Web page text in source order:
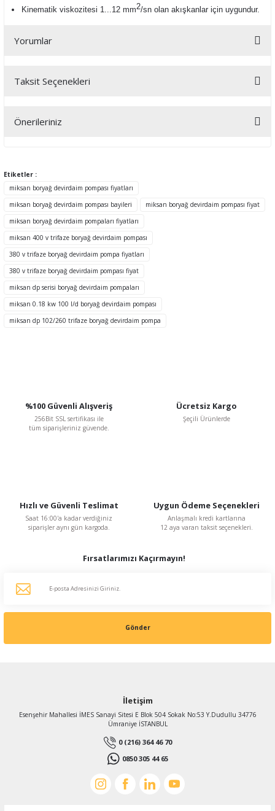
Kinematik viskozitesi 1...12 mm2/sn olan akışkanlar için uygundur.
Yorumlar
Bu ürüne ilk yorumu siz yapın!
Taksit Seçenekleri
Önerileriniz
tarafımıza iletebilirsiniz.
Görüş ve önerileriniz için teşekkür ederiz.
Ürün açıklamasında eksik bilgiler bulunuyor.
Ürün bilgilerinde hatalar bulunuyor.
Ürün fiyatı diğer sitelerden daha pahalı.
Bu ürüne benzer farklı alternatifler olmalı.
Etiketler :
miksan boryağ devirdaim pompası fiyatları
miksan boryağ devirdaim pompası bayileri
miksan boryağ devirdaim pompası fiyat
miksan boryağ devirdaim pompaları fiyatları
miksan 400 v trifaze boryağ devirdaim pompası
380 v trifaze boryağ devirdaim pompa fiyatları
380 v trifaze boryağ devirdaim pompası fiyat
miksan dp serisi boryağ devirdaim pompaları
miksan 0.18 kw 100 l/d boryağ devirdaim pompası
miksan dp 102/260 trifaze boryağ devirdaim pompa
%100 Güvenli Alışveriş
256Bit SSL sertifikası ile
tüm siparişleriniz güvende.
Ücretsiz Kargo
Şeçili Ürünlerde
Hızlı ve Güvenli Teslimat
Saat 16:00'a kadar verdiğiniz
siparişler aynı gün kargoda.
Uygun Ödeme Seçenekleri
Anlaşmalı kredi kartlarına
12 aya varan taksit seçenekleri.
Fırsatlarımızı Kaçırmayın!
Gönder
İletişim
Esenşehir Mahallesi İMES Sanayi Sitesi E Blok 504 Sokak No:53 Y.Dudullu 34776
Ümraniye İSTANBUL
0 (216) 364 46 70
0850 305 44 65